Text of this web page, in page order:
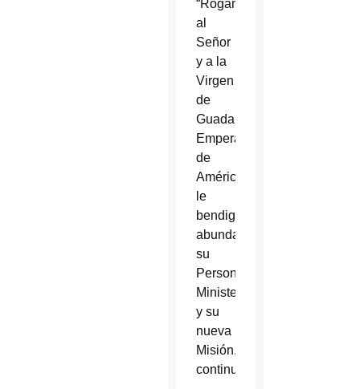
“Rogamos
al
Señor
y a la
Virgen
de
Guadalupe
Emperatriz
de
América
le
bendiga
abundantemente
su
Persona,
Ministerio
y su
nueva
Misión,”
continuaron.